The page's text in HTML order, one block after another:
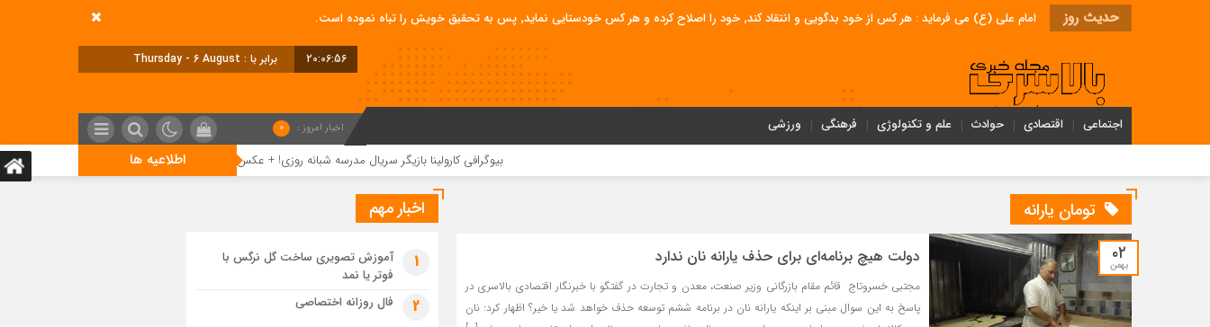
حدیث روز امام علی (ع) می فرماید : هر کس از خود بدگویی و انتقاد کند٬ خود را اصلاح کرده و هر کس خودستایی نماید٬ پس به تحقیق خویش را تباه نموده است.
20:06:57 برابر با : Thursday - 6 August - 2026
اجتماعی اقتصادی حوادث علم و تکنولوژی فرهنگی ورزشی اخبار امروز : 0
اطلاعیه ها بیوگرافی کارولینا بازیگر سریال مدرسه شبانه روزی! + عکس دانلود آهنگ جدید فریدون آسرایی بنام مستی
تومان یارانه
۰۲
بهمن دولت هیچ برنامه‌ای برای حذف یارانه نان ندارد
مجتبی خسروتاج قائم مقام بازرگانی وزیر صنعت، معدن و تجارت در گفتگو با خبرنگار اقتصادی بالاسری در
پاسخ به این سوال مبنی بر اینکه یارانه نان در برنامه ششم توسعه حذف خواهد شد یا خیر؟ اظهار کرد: نان
اخبار مهم
1
آموزش تصویری ساخت گل نرگس با
فوتر یا نمد
2 فال روزانه اختصاصی